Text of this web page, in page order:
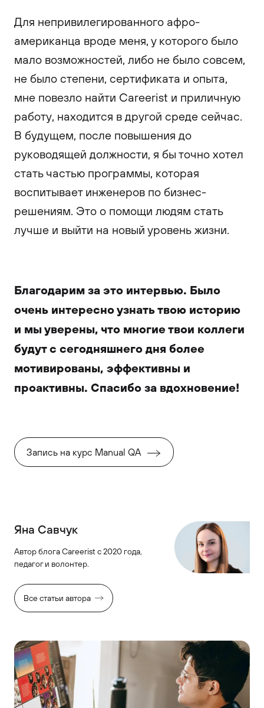
Для непривилегированного афро-
американца вроде меня, у которого было
мало возможностей, либо не было совсем,
не было степени, сертификата и опыта,
мне повезло найти Careerist и приличную
работу, находится в другой среде сейчас.
В будущем, после повышения до
руководящей должности, я бы точно хотел
стать частью программы, которая
воспитывает инженеров по бизнес-
решениям. Это о помощи людям стать
лучше и выйти на новый уровень жизни.
Благодарим за это интервью. Было
очень интересно узнать твою историю
и мы уверены, что многие твои коллеги
будут с сегодняшнего дня более
мотивированы, эффективны и
проактивны. Спасибо за вдохновение!
Запись на курс Manual QA
Яна Савчук
Автор блога Careerist с 2020 года,
педагог и волонтер.
Все статьи автора